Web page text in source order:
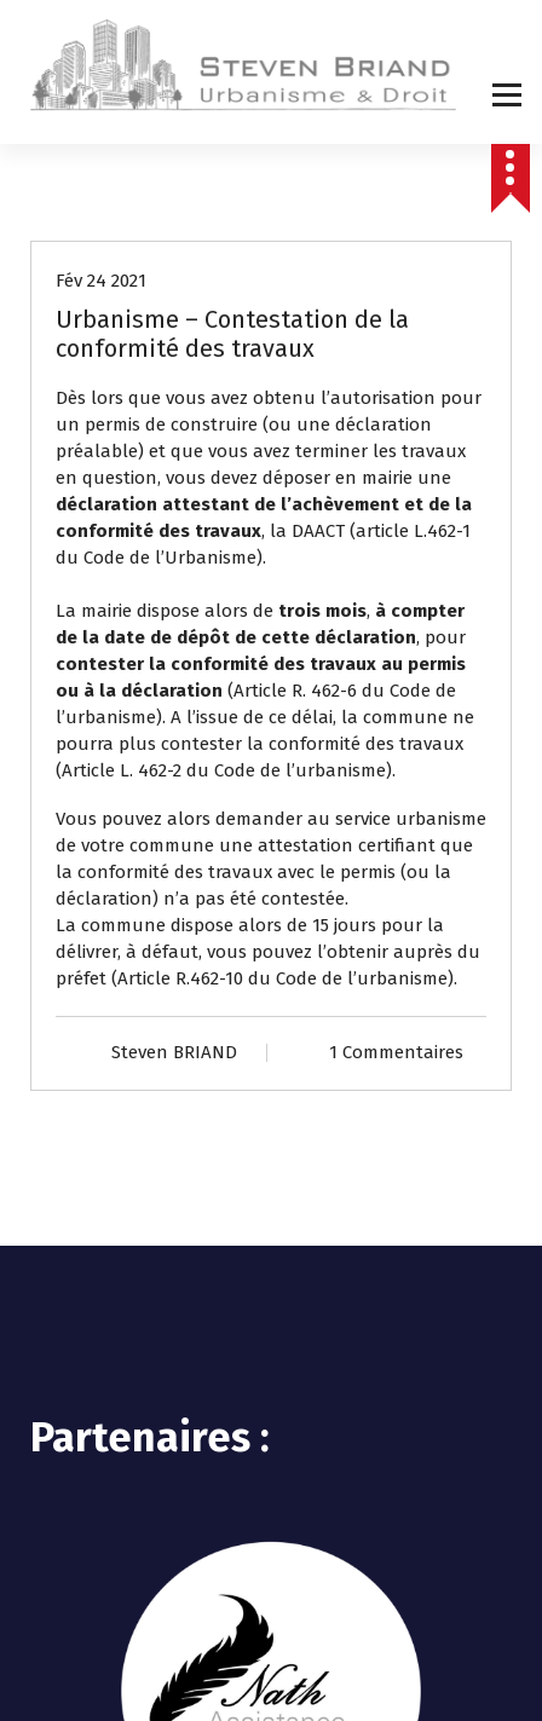
Fév 24 2021
Urbanisme – Contestation de la
conformité des travaux
Dès lors que vous avez obtenu l’autorisation pour
un permis de construire (ou une déclaration
préalable) et que vous avez terminer les travaux
en question, vous devez déposer en mairie une
déclaration attestant de l’achèvement et de la
conformité des travaux, la DAACT (article L.462-1
du Code de l’Urbanisme).
La mairie dispose alors de trois mois, à compter
de la date de dépôt de cette déclaration, pour
contester la conformité des travaux au permis
ou à la déclaration (Article R. 462-6 du Code de
l’urbanisme). A l’issue de ce délai, la commune ne
pourra plus contester la conformité des travaux
(Article L. 462-2 du Code de l’urbanisme).
Vous pouvez alors demander au service urbanisme
de votre commune une attestation certifiant que
la conformité des travaux avec le permis (ou la
déclaration) n’a pas été contestée.
La commune dispose alors de 15 jours pour la
délivrer, à défaut, vous pouvez l’obtenir auprès du
préfet (Article R.462-10 du Code de l’urbanisme).
Steven BRIAND 1 Commentaires
Partenaires :